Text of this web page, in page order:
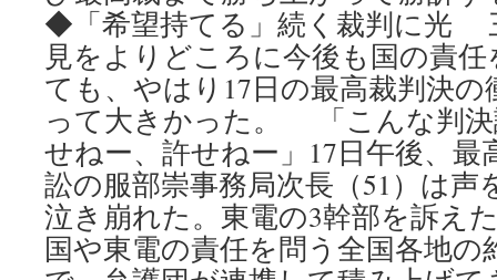
◆「希望持てる」続く裁判に光
見をよりどころに今後も国の責
ても、やはり17日の最高裁判決
って大きかった。 「こんな判決
せねー、許せねー」17日午後、最
訟の服部崇事務局次長（51）は声
泣き崩れた。東電の3幹部を訴え
国や東電の責任を問う全国各地の